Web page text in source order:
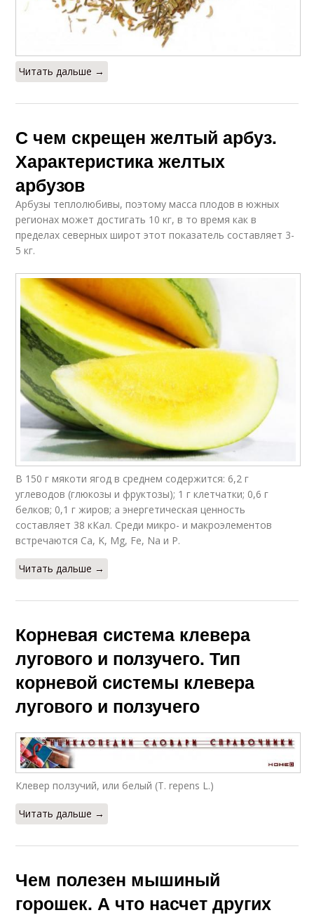
Читать дальше →
С чем скрещен желтый арбуз.
Характеристика желтых
арбузов
Арбузы теплолюбивы, поэтому масса плодов в южных
регионах может достигать 10 кг, в то время как в
пределах северных широт этот показатель составляет 3-
5 кг.
В 150 г мякоти ягод в среднем содержится: 6,2 г
углеводов (глюкозы и фруктозы); 1 г клетчатки; 0,6 г
белков; 0,1 г жиров; а энергетическая ценность
составляет 38 кКал. Среди микро- и макроэлементов
встречаются Ca, K, Mg, Fe, Na и P.
Читать дальше →
Корневая система клевера
лугового и ползучего. Тип
корневой системы клевера
лугового и ползучего
Клевер ползучий, или белый (Т. repens L.)
Читать дальше →
Чем полезен мышиный
горошек. А что насчет других